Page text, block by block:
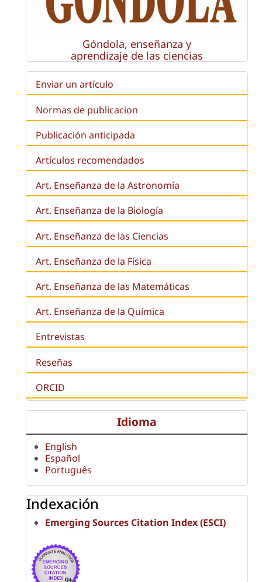
Góndola, enseñanza y
aprendizaje de las ciencias
Enviar un artículo
Normas de publicacion
Publicación anticipada
Artículos recomendados
Art. Enseñanza de la Astronomía
Art. Enseñanza de la Biología
Art. Enseñanza de las Ciencias
Art. Enseñanza de la Física
Art. Enseñanza de las Matemáticas
Art. Enseñanza de la Química
Entrevistas
Reseñas
ORCID
Idioma
English
Español
Português
Indexación
Emerging Sources Citation Index (ESCI)